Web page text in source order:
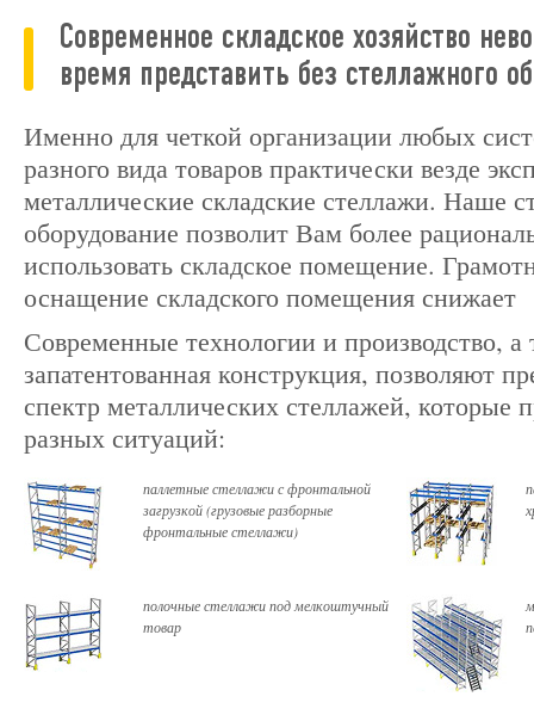
Современное складское хозяйство
время представить без стеллажного
Именно для четкой организации любых
разного вида товаров практически везде
металлические складские стеллажи. Наше
оборудование позволит Вам более
использовать складское помещение.
оснащение складского помещения снижает
Современные технологии и производство, а
запатентованная конструкция, позволяют
спектр металлических стеллажей, которые
разных ситуаций:
паллетные стеллажи с фронтальной
загрузкой (грузовые разборные
фронтальные стеллажи)
полочные стеллажи под мелкоштучный
товар